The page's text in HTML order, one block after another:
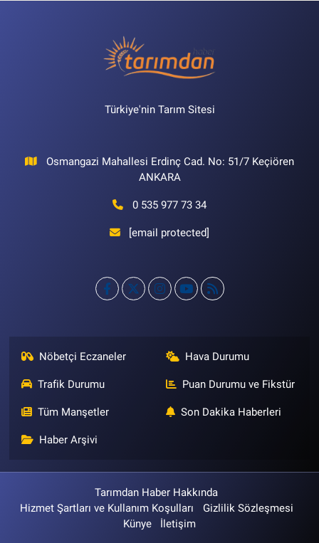
Türkiye'nin Tarım Sitesi
Osmangazi Mahallesi Erdinç Cad. No: 51/7 Keçiören
ANKARA
0 535 977 73 34
[email protected]
Nöbetçi Eczaneler Hava Durumu
Trafik Durumu Puan Durumu ve Fikstür
Tüm Manşetler Son Dakika Haberleri
Haber Arşivi
Tarımdan Haber Hakkında
Hizmet Şartları ve Kullanım Koşulları
Gizlilik Sözleşmesi
Künye
İletişim